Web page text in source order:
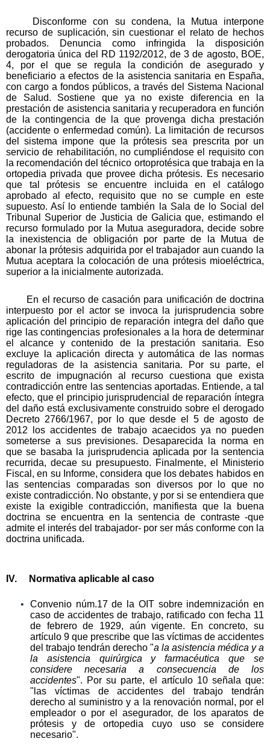
Disconforme con su condena, la Mutua interpone
recurso de suplicación, sin cuestionar el relato de hechos
probados. Denuncia como infringida la disposición
derogatoria única del RD 1192/2012, de 3 de agosto, BOE,
4, por el que se regula la condición de asegurado y
beneficiario a efectos de la asistencia sanitaria en España,
con cargo a fondos públicos, a través del Sistema Nacional
de Salud. Sostiene que ya no existe diferencia en la
prestación de asistencia sanitaria y recuperadora en función
de la contingencia de la que provenga dicha prestación
(accidente o enfermedad común). La limitación de recursos
del sistema impone que la prótesis sea prescrita por un
servicio de rehabilitación, no cumpliéndose el requisito con
la recomendación del técnico ortoprotésica que trabaja en la
ortopedia privada que provee dicha prótesis. Es necesario
que tal prótesis se encuentre incluida en el catálogo
aprobado al efecto, requisito que no se cumple en este
supuesto. Así lo entiende también la Sala de lo Social del
Tribunal Superior de Justicia de Galicia que, estimando el
recurso formulado por la Mutua aseguradora, decide sobre
la inexistencia de obligación por parte de la Mutua de
abonar la prótesis adquirida por el trabajador aun cuando la
Mutua aceptara la colocación de una prótesis mioeléctrica,
superior a la inicialmente autorizada.
En el recurso de casación para unificación de doctrina
interpuesto por el actor se invoca la jurisprudencia sobre
aplicación del principio de reparación integra del daño que
rige las contingencias profesionales a la hora de determinar
el alcance y contenido de la prestación sanitaria. Eso
excluye la aplicación directa y automática de las normas
reguladoras de la asistencia sanitaria. Por su parte, el
escrito de impugnación al recurso cuestiona que exista
contradicción entre las sentencias aportadas. Entiende, a tal
efecto, que el principio jurisprudencial de reparación íntegra
del daño está exclusivamente construido sobre el derogado
Decreto 2766/1967, por lo que desde el 5 de agosto de
2012 los accidentes de trabajo acaecidos ya no pueden
someterse a sus previsiones. Desaparecida la norma en
que se basaba la jurisprudencia aplicada por la sentencia
recurrida, decae su presupuesto. Finalmente, el Ministerio
Fiscal, en su Informe, considera que los debates habidos en
las sentencias comparadas son diversos por lo que no
existe contradicción. No obstante, y por si se entendiera que
existe la exigible contradicción, manifiesta que la buena
doctrina se encuentra en la sentencia de contraste -que
admite el interés del trabajador- por ser más conforme con la
doctrina unificada.
IV. Normativa aplicable al caso
Convenio núm.17 de la OIT sobre indemnización en
caso de accidentes de trabajo, ratificado con fecha 11
de febrero de 1929, aún vigente. En concreto, su
artículo 9 que prescribe que las víctimas de accidentes
del trabajo tendrán derecho "a la asistencia médica y a
la asistencia quirúrgica y farmacéutica que se
considere necesaria a consecuencia de los
accidentes". Por su parte, el artículo 10 señala que:
"las víctimas de accidentes del trabajo tendrán
derecho al suministro y a la renovación normal, por el
empleador o por el asegurador, de los aparatos de
prótesis y de ortopedia cuyo uso se considere
necesario".